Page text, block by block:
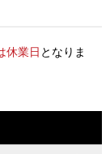
休業日 となりま